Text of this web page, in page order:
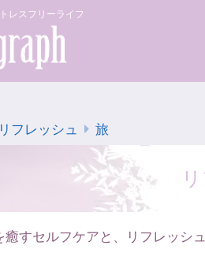
レスフリーライフ
リフレッシュ 旅
癒すセルフケアと、リフレッシ